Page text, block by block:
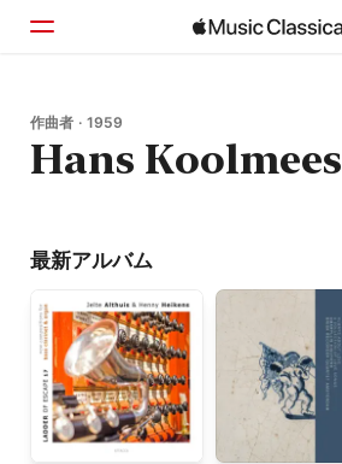
ホーム
見つける
作曲者 · 1959
Hans Koolmees
最新アルバム